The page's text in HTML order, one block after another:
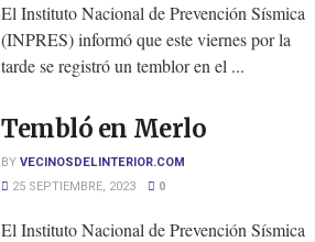
El Instituto Nacional de Prevención Sísmica
(INPRES) informó que este viernes por la
tarde se registró un temblor en el ...
Tembló en Merlo
BYVECINOSDELINTERIOR.COM
25 SEPTIEMBRE, 2023
0
El Instituto Nacional de Prevención Sísmica